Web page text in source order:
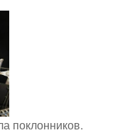
поклонников.